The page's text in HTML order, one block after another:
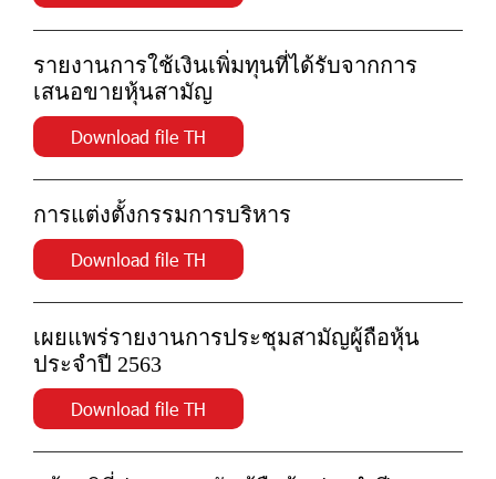
รายงานการใช้เงินเพิ่มทุนที่ได้รับจากการ
เสนอขายหุ้นสามัญ
Download file TH
การแต่งตั้งกรรมการบริหาร
Download file TH
เผยแพร่รายงานการประชุมสามัญผู้ถือหุ้น
ประจำปี 2563
Download file TH